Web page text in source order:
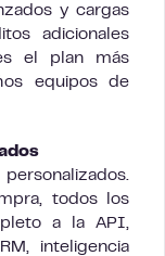
y cargas
adicionales
el plan más
equipos de
todos los
a la API,
inteligencia